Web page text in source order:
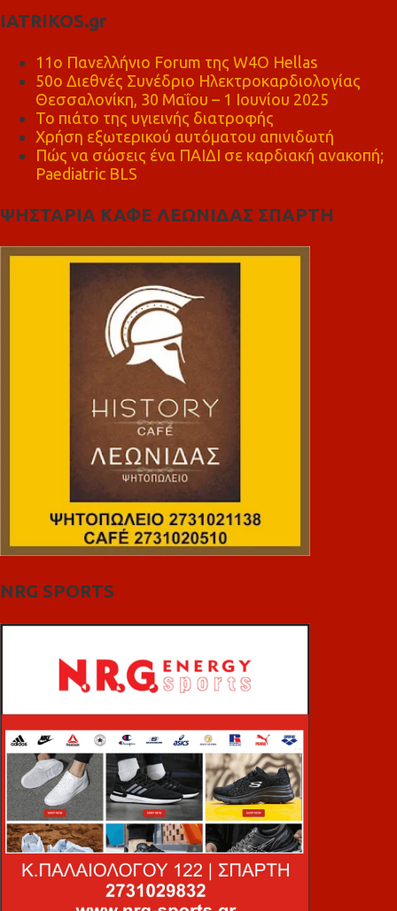
IATRIKOS.gr
11ο Πανελλήνιο Forum της W4O Hellas
50ο Διεθνές Συνέδριο Ηλεκτροκαρδιολογίας
Θεσσαλονίκη, 30 Μαΐου – 1 Ιουνίου 2025
Το πιάτο της υγιεινής διατροφής
Χρήση εξωτερικού αυτόματου απινιδωτή
Πώς να σώσεις ένα ΠΑΙΔΙ σε καρδιακή ανακοπή;
Paediatric BLS
ΨΗΣΤΑΡΙΑ ΚΑΦΕ ΛΕΩΝΙΔΑΣ ΣΠΑΡΤΗ
NRG SPORTS